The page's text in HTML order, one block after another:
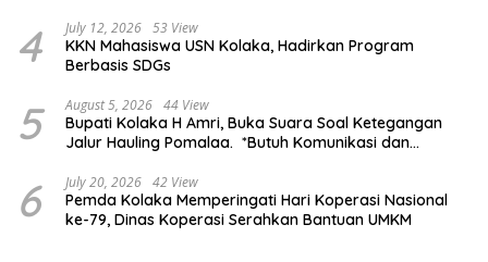
4 July 12, 2026 53 View
KKN Mahasiswa USN Kolaka, Hadirkan Program
Berbasis SDGs
5 August 5, 2026 44 View
Bupati Kolaka H Amri, Buka Suara Soal Ketegangan
Jalur Hauling Pomalaa. *Butuh Komunikasi dan
6 July 20, 2026 42 View
Pemda Kolaka Memperingati Hari Koperasi Nasional
ke-79, Dinas Koperasi Serahkan Bantuan UMKM